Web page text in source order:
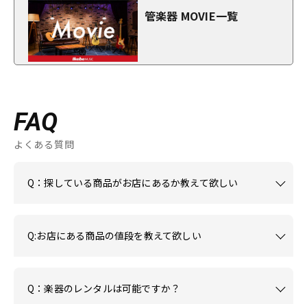
管楽器 MOVIE一覧
FAQ
よくある質問
Q：探している商品がお店にあるか教えて欲しい
Q:お店にある商品の値段を教えて欲しい
Q：楽器のレンタルは可能ですか？